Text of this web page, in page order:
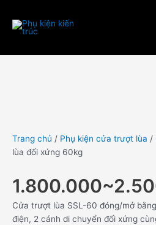
Trang chủ / Phụ kiện cửa trượt lùa /
lùa đối xứng 60kg
Cửa trượt lùa SSL-60 đóng/mở
điện, 2 cánh di chuyển đối xứng
trượt
lùa
xứng
60kg